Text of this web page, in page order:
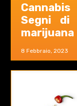
8 Febbraio, 2023
Segni di
marijuana